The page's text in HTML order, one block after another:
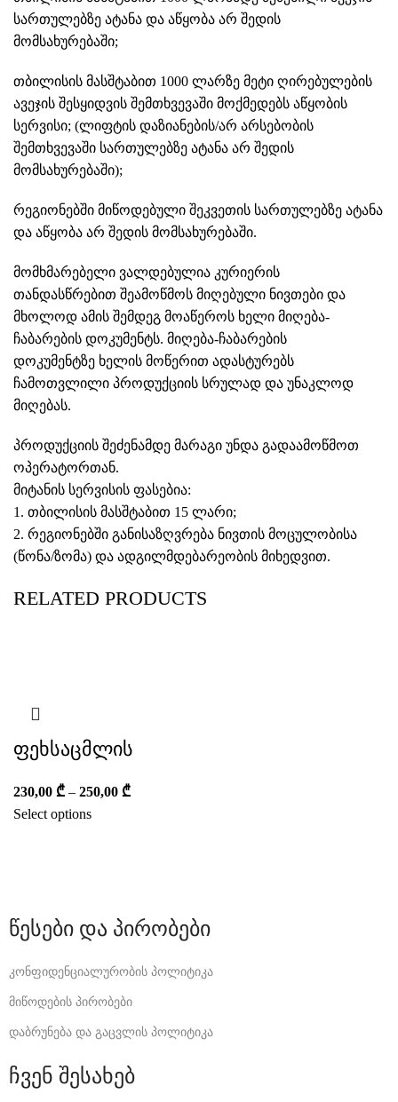
სართულებზე ატანა და აწყობა არ შედის
მომსახურებაში;
თბილისის მასშტაბით 1000 ლარზე მეტი ღირებულების
ავეჯის შესყიდვის შემთხვევაში მოქმედებს აწყობის
სერვისი; (ლიფტის დაზიანების/არ არსებობის
შემთხვევაში სართულებზე ატანა არ შედის
მომსახურებაში);
რეგიონებში მიწოდებული შეკვეთის სართულებზე ატანა
და აწყობა არ შედის მომსახურებაში.
მომხმარებელი ვალდებულია კურიერის
თანდასწრებით შეამოწმოს მიღებული ნივთები და
მხოლოდ ამის შემდეგ მოაწეროს ხელი მიღება-
ჩაბარების დოკუმენტს. მიღება-ჩაბარების
დოკუმენტზე ხელის მოწერით ადასტურებს
ჩამოთვლილი პროდუქციის სრულად და უნაკლოდ
მიღებას.
პროდუქციის შეძენამდე მარაგი უნდა გადაამოწმოთ
ოპერატორთან.
მიტანის სერვისის ფასებია:
1. თბილისის მასშტაბით 15 ლარი;
2. რეგიონებში განისაზღვრება ნივთის მოცულობისა
(წონა/ზომა) და ადგილმდებარეობის მიხედვით.
RELATED PRODUCTS
ფეხსაცმლის
230,00₾ –250,00₾
Select options
წესები და პირობები
კონფიდენციალურობის პოლიტიკა
მიწოდების პირობები
დაბრუნება და გაცვლის პოლიტიკა
ჩვენ შესახებ